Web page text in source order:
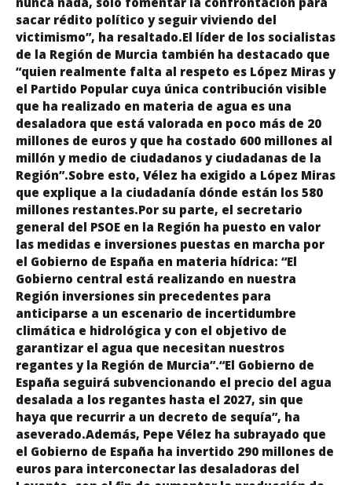
sacar rédito político y seguir viviendo del
victimismo”, ha resaltado.El líder de los socialistas
de la Región de Murcia también ha destacado que
“quien realmente falta al respeto es López Miras y
el Partido Popular cuya única contribución visible
que ha realizado en materia de agua es una
desaladora que está valorada en poco más de 20
millones de euros y que ha costado 600 millones al
millón y medio de ciudadanos y ciudadanas de la
Región”.Sobre esto, Vélez ha exigido a López Miras
que explique a la ciudadanía dónde están los 580
millones restantes.Por su parte, el secretario
general del PSOE en la Región ha puesto en valor
las medidas e inversiones puestas en marcha por
el Gobierno de España en materia hídrica: “El
Gobierno central está realizando en nuestra
Región inversiones sin precedentes para
anticiparse a un escenario de incertidumbre
climática e hidrológica y con el objetivo de
garantizar el agua que necesitan nuestros
regantes y la Región de Murcia”.“El Gobierno de
España seguirá subvencionando el precio del agua
desalada a los regantes hasta el 2027, sin que
haya que recurrir a un decreto de sequía”, ha
aseverado.Además, Pepe Vélez ha subrayado que
el Gobierno de España ha invertido 290 millones de
euros para interconectar las desaladoras del